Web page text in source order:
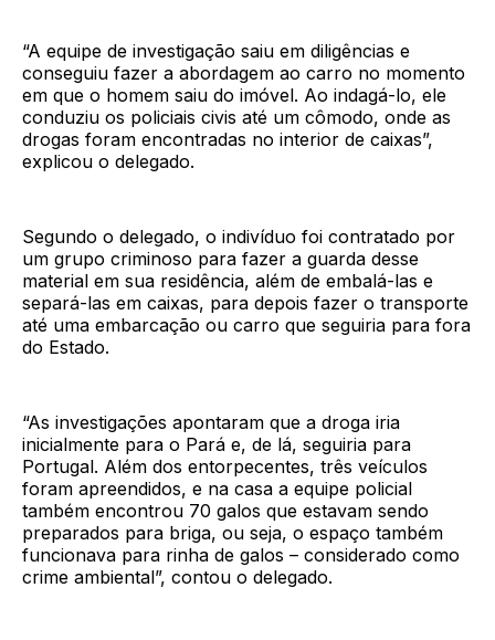
“A equipe de investigação saiu em diligências e
conseguiu fazer a abordagem ao carro no momento
em que o homem saiu do imóvel. Ao indagá-lo, ele
conduziu os policiais civis até um cômodo, onde as
drogas foram encontradas no interior de caixas”,
explicou o delegado.
Segundo o delegado, o indivíduo foi contratado por
um grupo criminoso para fazer a guarda desse
material em sua residência, além de embalá-las e
separá-las em caixas, para depois fazer o transporte
até uma embarcação ou carro que seguiria para fora
do Estado.
“As investigações apontaram que a droga iria
inicialmente para o Pará e, de lá, seguiria para
Portugal. Além dos entorpecentes, três veículos
foram apreendidos, e na casa a equipe policial
também encontrou 70 galos que estavam sendo
preparados para briga, ou seja, o espaço também
funcionava para rinha de galos – considerado como
crime ambiental”, contou o delegado.